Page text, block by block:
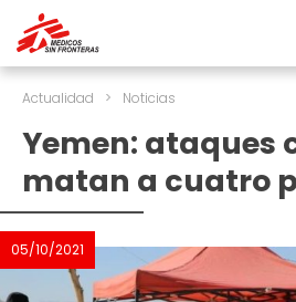
Actualidad > Noticias
Yemen: ataques
matan a cuatro
05/10/2021